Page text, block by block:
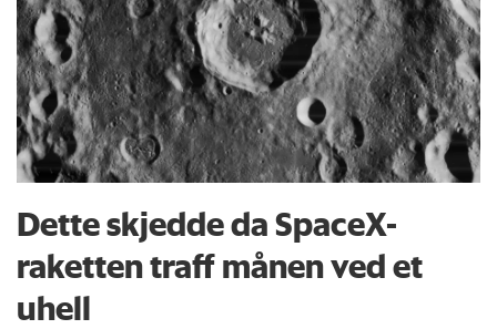
Dette skjedde da SpaceX-
raketten traff månen ved et
uhell